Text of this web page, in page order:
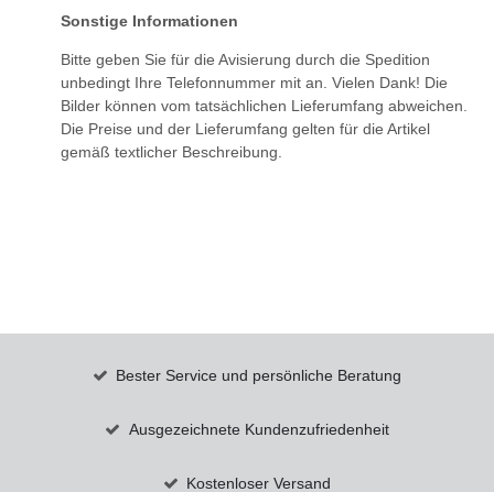
Sonstige Informationen
Bitte geben Sie für die Avisierung durch die Spedition
unbedingt Ihre Telefonnummer mit an. Vielen Dank! Die
Bilder können vom tatsächlichen Lieferumfang abweichen.
Die Preise und der Lieferumfang gelten für die Artikel
gemäß textlicher Beschreibung.
Bester Service und persönliche Beratung
Ausgezeichnete Kundenzufriedenheit
Kostenloser Versand